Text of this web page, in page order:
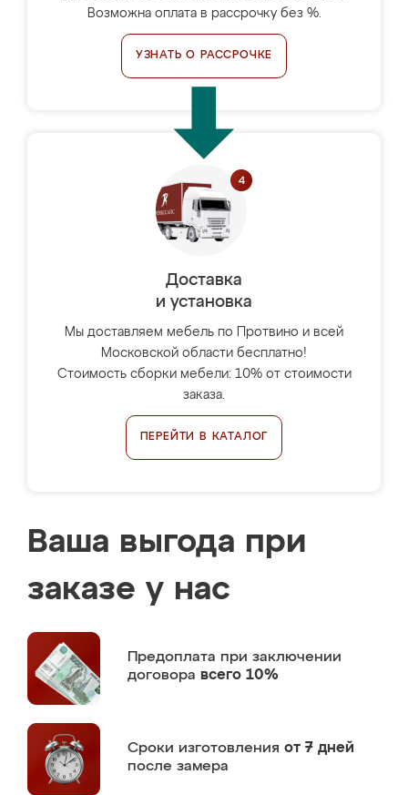
Возможна оплата в рассрочку без %.
УЗНАТЬ О РАССРОЧКЕ
Доставка
и установка
Мы доставляем мебель по Протвино и всей
Московской области бесплатно!
Стоимость сборки мебели: 10% от стоимости
заказа.
ПЕРЕЙТИ В КАТАЛОГ
Ваша выгода при
заказе у нас
Предоплата при заключении
договора всего 10%
Сроки изготовления от 7 дней
после замера